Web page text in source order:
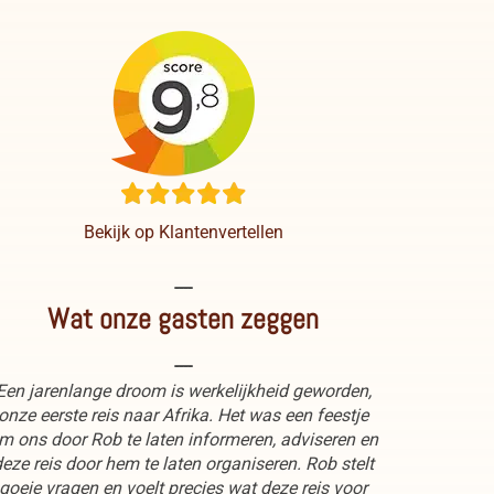
Bekijk op Klantenvertellen
----
Wat onze gasten zeggen
----
jarenlange droom is werkelijkheid geworden,
eerste reis naar Afrika. Het was een feestje
ons door Rob te laten informeren, adviseren en
reis door hem te laten organiseren. Rob stelt
goeie vragen en voelt precies wat deze reis voor